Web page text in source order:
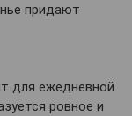
придают
для ежедневной
ровное и